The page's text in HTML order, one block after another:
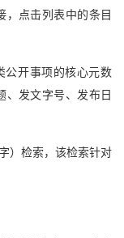
，点击列表中的条目
公开事项的核心元数
、发文字号、发布日
）检索，该检索针对